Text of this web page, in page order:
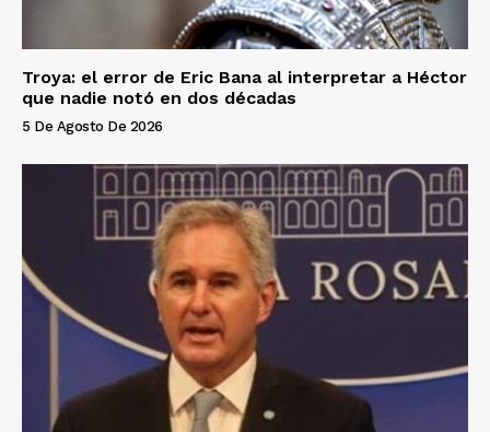
Troya: el error de Eric Bana al interpretar a Héctor
que nadie notó en dos décadas
5 De Agosto De 2026